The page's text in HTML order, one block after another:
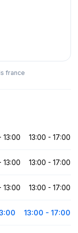
france
13:00 13:00 - 17:00
13:00 13:00 - 17:00
13:00 13:00 - 17:00
13:00 - 17:00